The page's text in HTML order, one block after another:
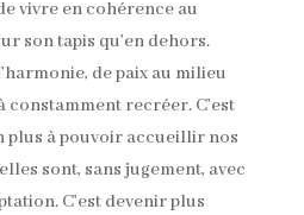
vivre en cohérence au
son tapis qu’en dehors.
de paix au milieu
constamment recréer. C’est
plus à pouvoir accueillir nos
sont, sans jugement, avec
C’est devenir plus